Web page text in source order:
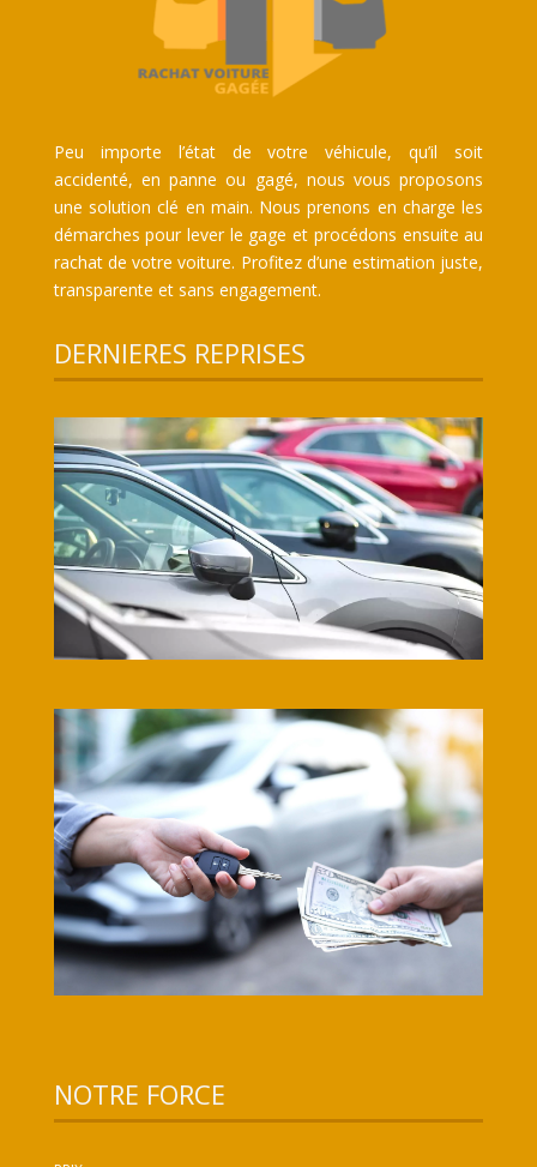
Peu importe l’état de votre véhicule, qu’il soit
accidenté, en panne ou gagé, nous vous proposons
une solution clé en main. Nous prenons en charge les
démarches pour lever le gage et procédons ensuite au
rachat de votre voiture. Profitez d’une estimation juste,
transparente et sans engagement.
DERNIERES REPRISES
NOTRE FORCE